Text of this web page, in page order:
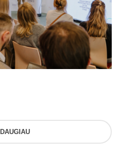
DAUGIAU